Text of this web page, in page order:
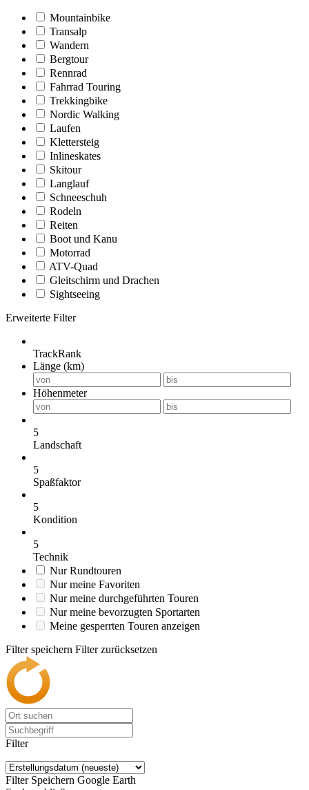
Mountainbike
Transalp
Wandern
Bergtour
Rennrad
Fahrrad Touring
Trekkingbike
Nordic Walking
Laufen
Klettersteig
Inlineskates
Skitour
Langlauf
Schneeschuh
Rodeln
Reiten
Boot und Kanu
Motorrad
ATV-Quad
Gleitschirm und Drachen
Sightseeing
Erweiterte Filter
TrackRank
Länge (km)
Höhenmeter
5
Landschaft
5
Spaßfaktor
5
Kondition
5
Technik
Nur Rundtouren
Nur meine Favoriten
Nur meine durchgeführten Touren
Nur meine bevorzugten Sportarten
Meine gesperrten Touren anzeigen
Filter speichern Filter zurücksetzen
Filter
Filter Speichern Google Earth